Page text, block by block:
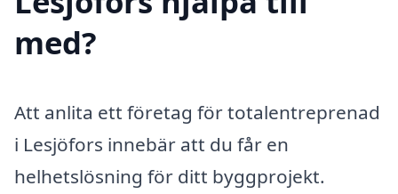
med?
Att anlita ett företag för totalentreprenad
i Lesjöfors innebär att du får en
helhetslösning för ditt byggprojekt.